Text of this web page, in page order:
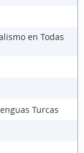
en Todas
Turcas